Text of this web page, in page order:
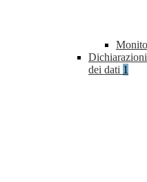
dei dati 1